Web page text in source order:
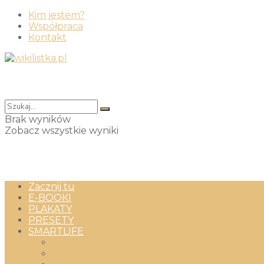
Kim jestem?
Współpraca
Kontakt
Brak wyników
Zobacz wszystkie wyniki
Zacznij tu
E-BOOKI
PLAKATY
PRESETY
SMARTLIFE